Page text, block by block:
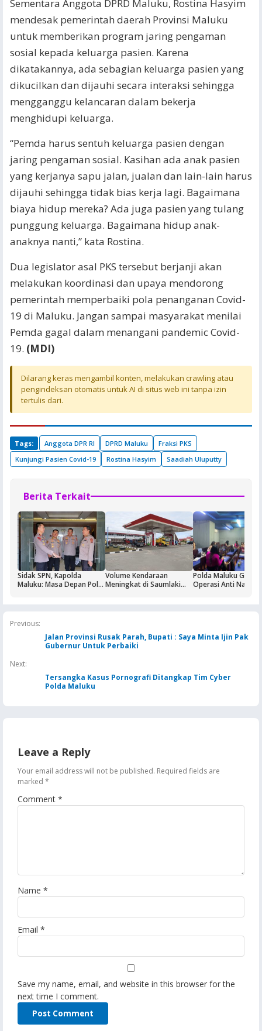
Sementara Anggota DPRD Maluku, Rostina Hasyim
mendesak pemerintah daerah Provinsi Maluku
untuk memberikan program jaring pengaman
sosial kepada keluarga pasien. Karena
dikatakannya, ada sebagian keluarga pasien yang
dikucilkan dan dijauhi secara interaksi sehingga
mengganggu kelancaran dalam bekerja
menghidupi keluarga.
“Pemda harus sentuh keluarga pasien dengan
jaring pengaman sosial. Kasihan ada anak pasien
yang kerjanya sapu jalan, jualan dan lain-lain harus
dijauhi sehingga tidak bias kerja lagi. Bagaimana
biaya hidup mereka? Ada juga pasien yang tulang
punggung keluarga. Bagaimana hidup anak-
anaknya nanti,” kata Rostina.
Dua legislator asal PKS tersebut berjanji akan
melakukan koordinasi dan upaya mendorong
pemerintah memperbaiki pola penanganan Covid-
19 di Maluku. Jangan sampai masyarakat menilai
Pemda gagal dalam menangani pandemic Covid-
19. (MDI)
Dilarang keras mengambil konten, melakukan crawling atau
pengindeksan otomatis untuk AI di situs web ini tanpa izin
tertulis dari.
Tags: Anggota DPR RI DPRD Maluku
Fraksi PKS
Kunjungi Pasien Covid-19
Rostina Hasyim Saadiah Uluputty
Berita Terkait
Sidak SPN, Kapolda
Maluku: Masa Depan Polri
Volume Kendaraan
Meningkat di Saumlaki
Polda Maluku Gelar
Operasi Anti
Previous:
Jalan Provinsi Rusak Parah, Bupati : Saya Minta Ijin Pak
Gubernur Untuk Perbaiki
Next:
Tersangka Kasus Pornografi Ditangkap Tim Cyber
Polda Maluku
Leave a Reply
Your email address will not be published. Required fields are
marked *
Comment *
Name *
Email *
Save my name, email, and website in this browser for the
next time I comment.